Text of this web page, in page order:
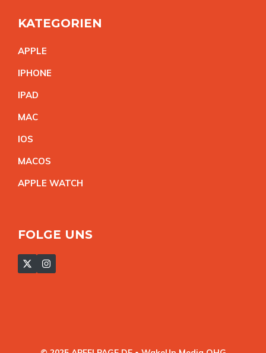
KATEGORIEN
APPLE
IPHONE
IPAD
MAC
IOS
MACOS
APPLE WATCH
FOLGE UNS